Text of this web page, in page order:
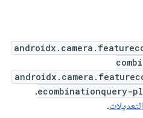
ecombinationquery-
.
.